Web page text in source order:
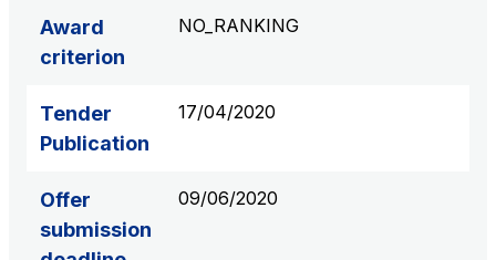
Raccordo Autostradale Valle d’Aosta S.p.A.
Network Km: 32
Società Autostrada Tirrenica p.A.
Concession expiring in 2028
Tangenziale di Napoli S.p.A.
Award
criterion
NO_RANKING
Tender
Publication
17/04/2020
Offer
submission
09/06/2020